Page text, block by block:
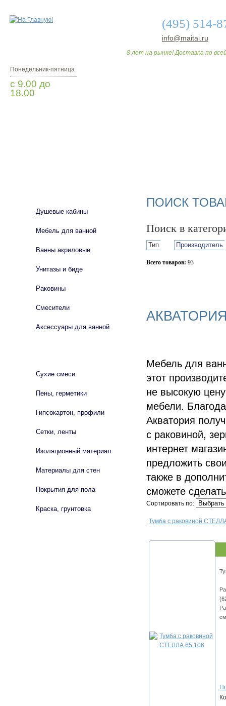
(495) 514-
info@maitai.ru
8 лет на рынке! Доставка по
Понедельник-пятница
с 9.00 до
18.00
ПОИСК
Поиск в
Тип Производитель
Всего товаров: 93
Мебель для
этот
не высокую
мебели.
Акватория
с раковиной,
интернет
предложить
также в
сможете
Сортировать по:
Тумба с раковиной
Душевые кабины
Мебель для ванной
Ванны акриловые
Унитазы и биде
Раковины
Смесители
Аксессуары для ванной
Сухие смеси
Пены, герметики
Гипсокартон, профили
Сетки, ленты
Изоляционный материал
Материалы для стен
Покрытия для пола
Краска, грунтовка